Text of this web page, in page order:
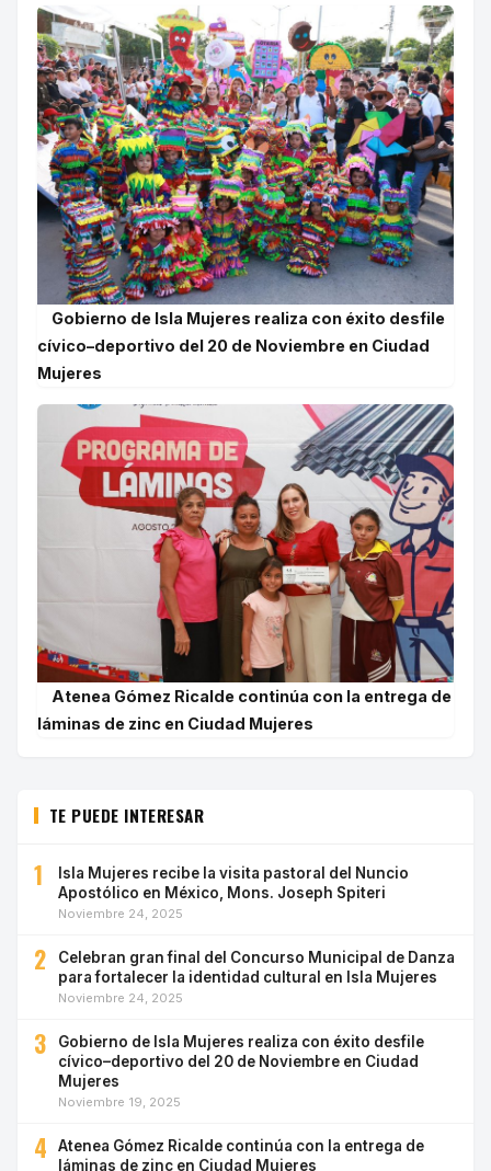
Gobierno de Isla Mujeres realiza con éxito desfile
cívico–deportivo del 20 de Noviembre en Ciudad
Mujeres
Atenea Gómez Ricalde continúa con la entrega de
láminas de zinc en Ciudad Mujeres
TE PUEDE INTERESAR
1
Isla Mujeres recibe la visita pastoral del Nuncio
Apostólico en México, Mons. Joseph Spiteri
Noviembre 24, 2025
2
Celebran gran final del Concurso Municipal de Danza
para fortalecer la identidad cultural en Isla Mujeres
Noviembre 24, 2025
3
Gobierno de Isla Mujeres realiza con éxito desfile
cívico–deportivo del 20 de Noviembre en Ciudad
Mujeres
Noviembre 19, 2025
4
Atenea Gómez Ricalde continúa con la entrega de
láminas de zinc en Ciudad Mujeres